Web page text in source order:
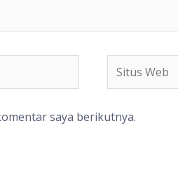
Situs
Web
saya berikutnya.